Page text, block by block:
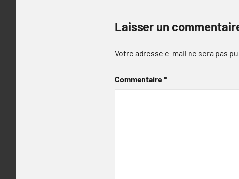
Laisser un
Votre adresse e-mail ne sera pas
Commentaire*